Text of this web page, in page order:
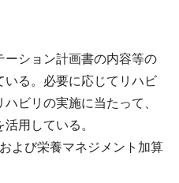
ション計画書の内容等の
る。必要に応じてリハビ
ビリの実施に当たって、
用している。
よび栄養マネジメント加算